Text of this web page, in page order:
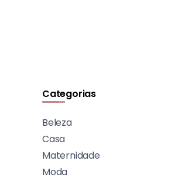
Categorias
Beleza
Casa
Maternidade
Moda